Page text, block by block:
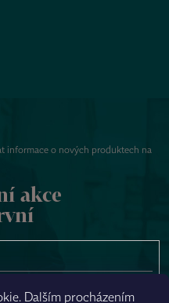
Dalším procházením
informace o nových produktech na
akce